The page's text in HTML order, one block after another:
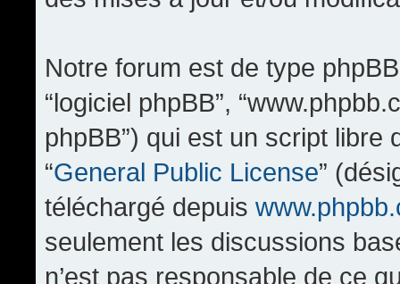
Notre forum est de type phpBB
“logiciel phpBB”,
phpBB”) qui est un script
“General Public License”
téléchargé depuis
seulement les discussions
n’est pas responsable de ce